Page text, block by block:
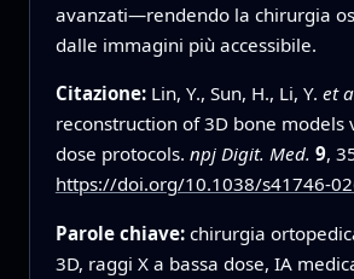
avanzati—rendendo la chirurgia
dalle immagini più accessibile.
Citazione: Lin, Y., Sun, H., Li, Y. et
reconstruction of 3D bone models
dose protocols. npj Digit. Med. 9,
https://doi.org/10.1038/s41746-
Parole chiave: chirurgia
3D, raggi X a bassa dose, IA